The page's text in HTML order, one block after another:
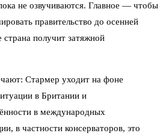
не озвучиваются. Главное — чтобы
правительство до осенней
получит затяжной
Стармер уходит на фоне
в Британии и
в международных
в частности консерваторов, это